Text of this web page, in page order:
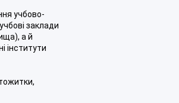
учбово-
заклади
а й
інститути